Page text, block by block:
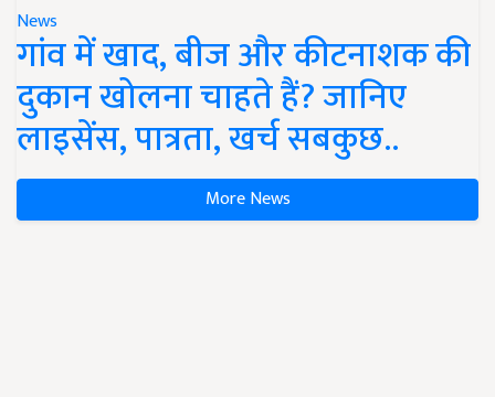
News
गांव में खाद, बीज और कीटनाशक की
दुकान खोलना चाहते हैं? जानिए
लाइसेंस, पात्रता, खर्च सबकुछ..
More News